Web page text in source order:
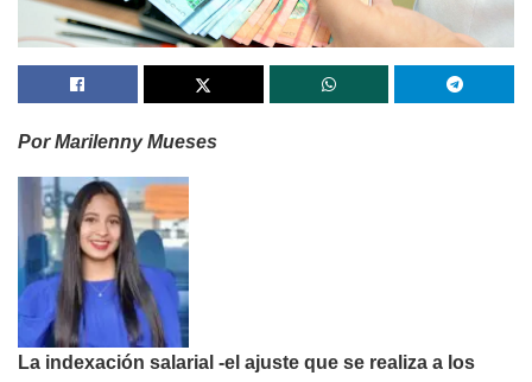
Por Marilenny Mueses
La indexación salarial -el ajuste que se realiza a los